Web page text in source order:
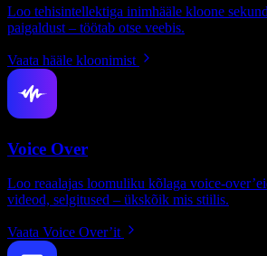
Loo tehisintellektiga inimhääle kloone
paigaldust – töötab otse veebis.
Vaata hääle kloonimist
Voice Over
Loo reaalajas loomuliku kõlaga voice-
videod, selgitused – ükskõik mis stiilis.
Vaata Voice Over’it